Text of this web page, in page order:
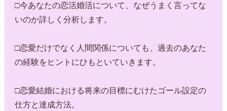
□今あなたの恋活婚活について、なぜうまく言ってな
いのか詳しく分析します。
□恋愛だけでなく人間関係についても、過去のあなた
の経験をヒントにひもといていきます。
□恋愛結婚における将来の目標にむけたゴール設定の
仕方と達成方法。